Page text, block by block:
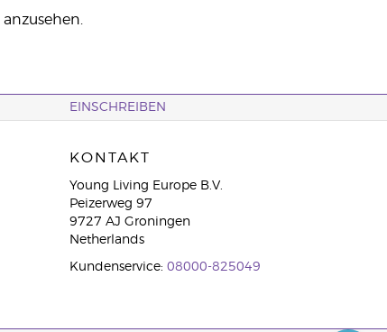
EINSCHREIBEN
KONTAKT
Young Living Europe B.V.
Peizerweg 97
9727 AJ Groningen
Netherlands
Kundenservice: 08000-825049